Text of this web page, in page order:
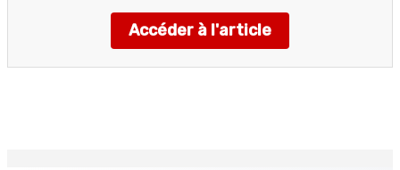
Accéder à l'article